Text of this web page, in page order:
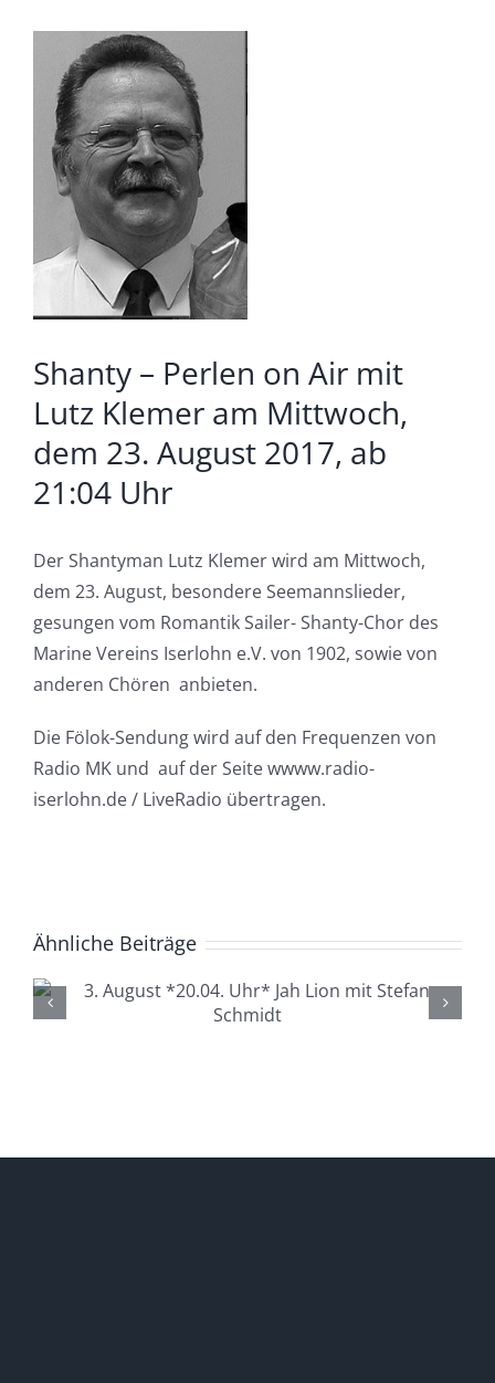
grösseres
Bild
Shanty – Perlen on Air mit
Lutz Klemer am Mittwoch,
dem 23. August 2017, ab
21:04 Uhr
Der Shantyman Lutz Klemer wird am Mittwoch,
dem 23. August, besondere Seemannslieder,
gesungen vom Romantik Sailer- Shanty-Chor des
Marine Vereins Iserlohn e.V. von 1902, sowie von
anderen Chören anbieten.
Die Fölok-Sendung wird auf den Frequenzen von
Radio MK und auf der Seite wwww.radio-
iserlohn.de / LiveRadio übertragen.
Ähnliche Beiträge
4. August *20.04. Uhr*
Lüdenscheid Live mit Ingo